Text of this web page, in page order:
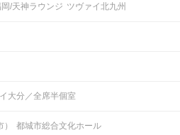
時に IBJ Matching 公式アプリ
ご提示して頂き、ご本人確認させ
/天神ラウンジ ツヴァイ北九州
大分／全席半個室
都城市総合文化ホール